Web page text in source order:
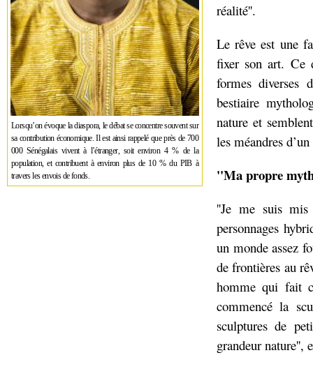
Lorsqu’on évoque la diaspora, le débat se concentre souvent sur
sa contribution économique. Il est ainsi rappelé que près de 700
000 Sénégalais vivent à l’étranger, soit environ 4 % de la
population, et contribuent à environ plus de 10 % du PIB à
travers les envois de fonds.
réalité''.
Le rêve est une
fixer son art. Ce
formes diverses
bestiaire
nature et
les méandres
''Ma propre
''Je me suis mis
personnages
un monde assez
de frontières au
homme qui fait
commencé la
sculptures de
grandeur nature'',